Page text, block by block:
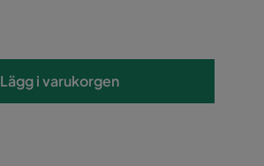
Lägg i varukorgen